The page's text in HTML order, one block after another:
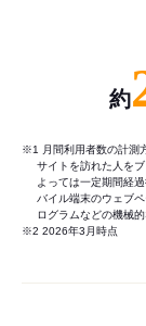
約
※1 月間利用者数の計測
サイトを訪れた人を
よっては一定期間経
バイル端末のウェブ
ログラムなどの機械
※2 2026年3月時点